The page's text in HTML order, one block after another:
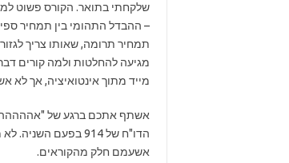
שלקחתי בתואר. הקורס פשוט
– ההבדל התהומי בין תמחיר
תמחיר תרומה, שאותו צריך
מגיעה להחלטות ולמה קורים
מייד מתוך אינטואיציה, אך לא
אשתף אתכם ברגע של "אההההה"
הדו"ח של 914 בפעם
אשעמם חלק מהקוראים.